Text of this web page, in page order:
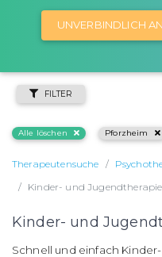
UNVERBINDLICH
FILTER
Alle löschen Pforzheim
Therapeutensuche
Kinder- und
Kinder- und
Schnell und einfach